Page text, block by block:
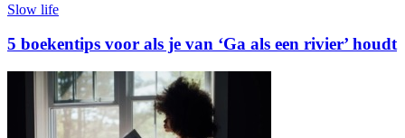
Slow life
5 boekentips voor als je van ‘Ga als een rivier’ houdt